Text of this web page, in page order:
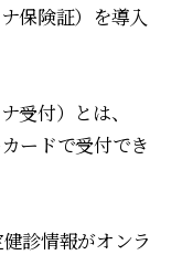
保険証）を導入
受付）とは、
ードで受付でき
診情報がオンラ